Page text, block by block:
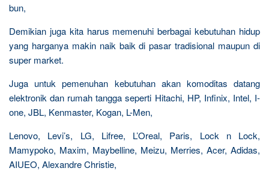
bun,
Demikian juga kita harus memenuhi berbagai kebutuhan hidup
yang harganya makin naik baik di pasar tradisional maupun di
super market.
Juga untuk pemenuhan kebutuhan akan komoditas datang
elektronik dan rumah tangga seperti Hitachi, HP, Infinix, Intel, I-
one, JBL, Kenmaster, Kogan, L-Men,
Lenovo, Levi’s, LG, Lifree, L’Oreal, Paris, Lock n Lock,
Mamypoko, Maxim, Maybelline, Meizu, Merries, Acer, Adidas,
AIUEO, Alexandre Christie,